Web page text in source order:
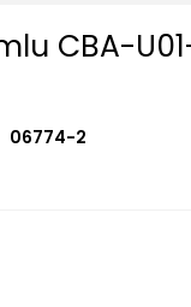
CBA-
06774-2